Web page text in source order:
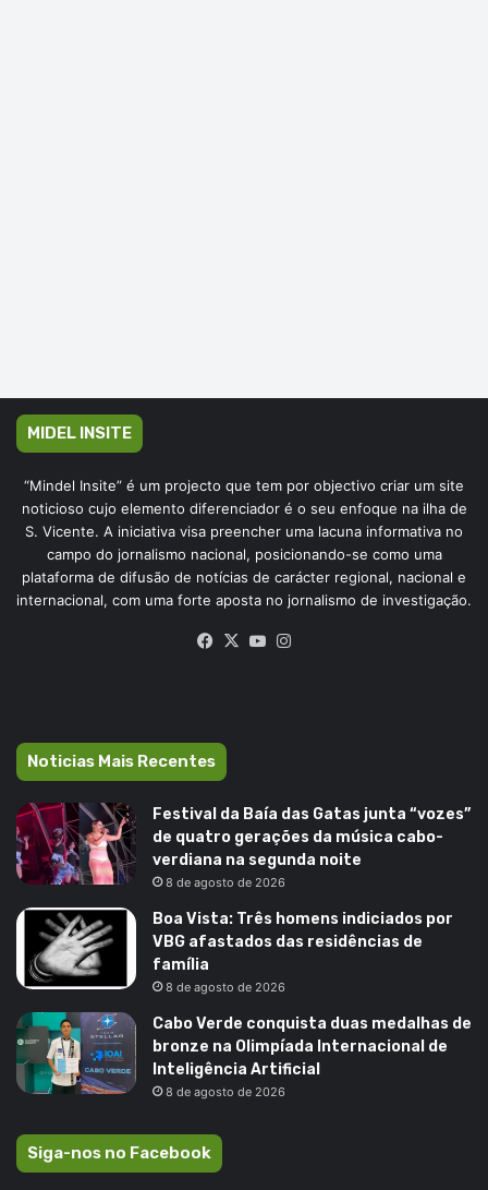
MIDEL INSITE
“Mindel Insite” é um projecto que tem por objectivo criar um site
noticioso cujo elemento diferenciador é o seu enfoque na ilha de
S. Vicente. A iniciativa visa preencher uma lacuna informativa no
campo do jornalismo nacional, posicionando-se como uma
plataforma de difusão de notícias de carácter regional, nacional e
internacional, com uma forte aposta no jornalismo de investigação.
Facebook
X YouTube
Noticias Mais Recentes
Festival da Baía das Gatas junta “vozes”
de quatro gerações da música cabo-
verdiana na segunda noite
8 de agosto de 2026
Boa Vista: Três homens indiciados por
VBG afastados das residências de
família
8 de agosto de 2026
Cabo Verde conquista duas medalhas de
bronze na Olimpíada Internacional de
Inteligência Artificial
8 de agosto de 2026
Siga-nos no Facebook